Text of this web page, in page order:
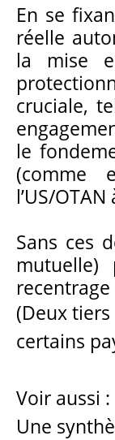
En se
réelle
la mise
cruciale,
le
(comme
l’US/
Sans ces
mutuelle)
(Deux
certains
Voir aussi :
Une